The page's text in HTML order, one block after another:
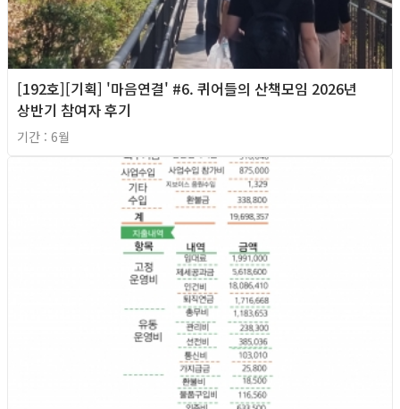
[192호][기획] '마음연결' #6. 퀴어들의 산책모임 2026년
상반기 참여자 후기
기간 : 6월